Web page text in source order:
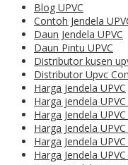
Blog UPVC
Contoh Jendela
Daun Jendela UPVC
Daun Pintu UPVC
Distributor kusen
Distributor Upvc
Harga Jendela UPVC
Harga jendela
Harga Jendela
Harga Jendela
Harga Jendela
Harga Jendela